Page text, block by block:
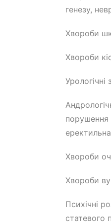
генезу,
Хвороби
Хвороби
порушення
Хвороби
Хвороби
Психічні
статевого